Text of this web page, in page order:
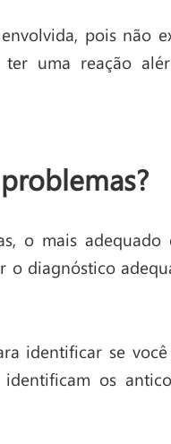
pois não
uma reação
o mais
o diagnóstico
identificar se
os